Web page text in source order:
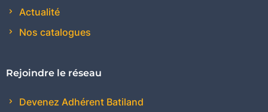
Actualité
Nos catalogues
Rejoindre le réseau
Devenez Adhérent Batiland